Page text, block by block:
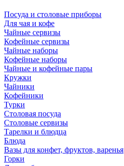
Посуда и столовые приборы
Для чая и кофе
Чайные сервизы
Кофейные сервизы
Чайные наборы
Кофейные наборы
Чайные и кофейные пары
Кружки
Чайники
Кофейники
Турки
Столовая посуда
Столовые сервизы
Тарелки и блюдца
Блюда
Вазы для конфет, фруктов, варенья
Горки